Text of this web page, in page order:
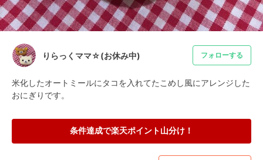
りらっくママ☆(お休み中) フォローする
米化したオートミールにタコを入れてたこめし風にアレンジした
おにぎりです。
条件達成で楽天ポイント山分け！